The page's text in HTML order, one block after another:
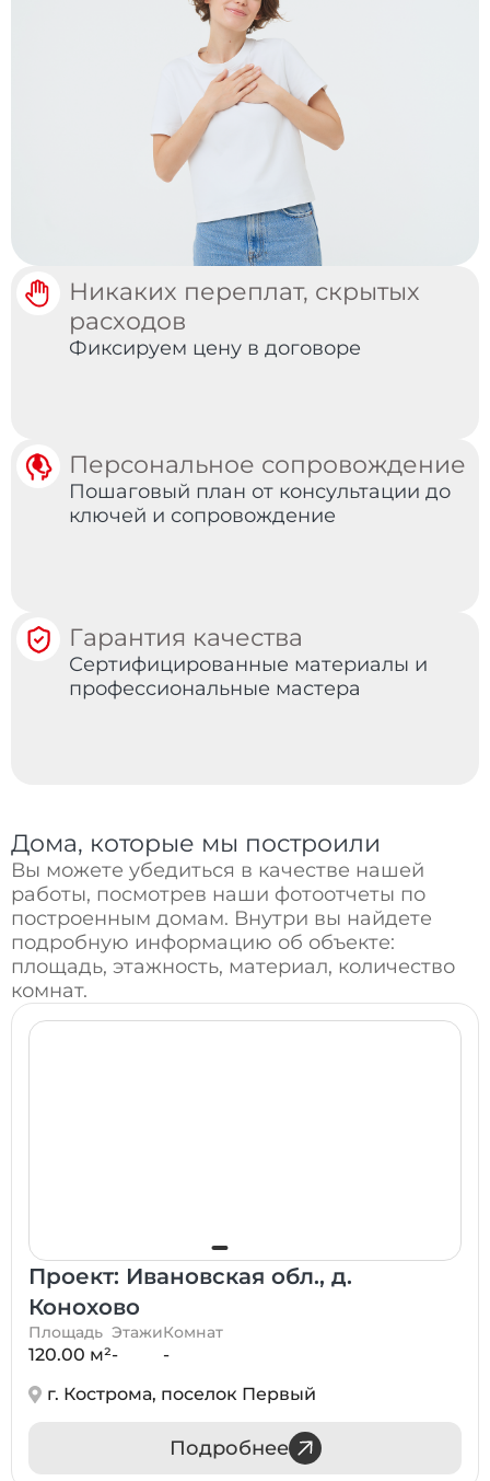
Никаких переплат, скрытых
расходов
Фиксируем цену в договоре
Персональное сопровождение
Пошаговый план от консультации до
ключей и сопровождение
Гарантия качества
Сертифицированные материалы и
профессиональные мастера
Дома, которые мы построили
Вы можете убедиться в качестве нашей
работы, посмотрев наши фотоотчеты по
построенным домам. Внутри вы найдете
подробную информацию об объекте:
площадь, этажность, материал, количество
комнат.
Проект: Ивановская обл., д.
Конохово
Площадь
120.00 м²
Этажи
-
Комнат
-
г. Кострома, поселок Первый
Подробнее